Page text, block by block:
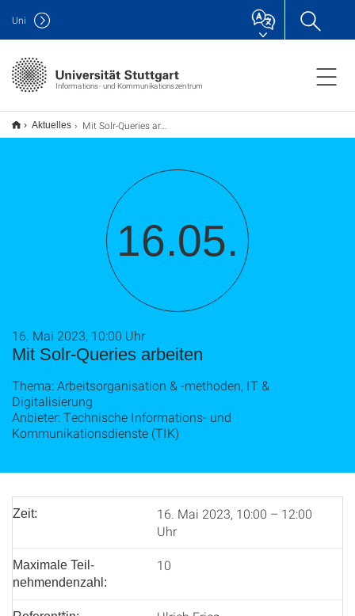
Informations- und Kommunikationszentrum
Uni
Aktuelles Mit Solr-Queries arbeiten
16.05.
Mit Solr-Queries arbeiten
16. Mai 2023, 10:00 Uhr
Thema: Arbeitsorganisation & ‑methoden, IT &
Digitalisierung
Anbieter: Technische Informations- und
Kommunikationsdienste (TIK)
Zeit:
16. Mai 2023, 10:00 – 12:00
Uhr
Maximale Teil­
nehmenden­zahl:
10